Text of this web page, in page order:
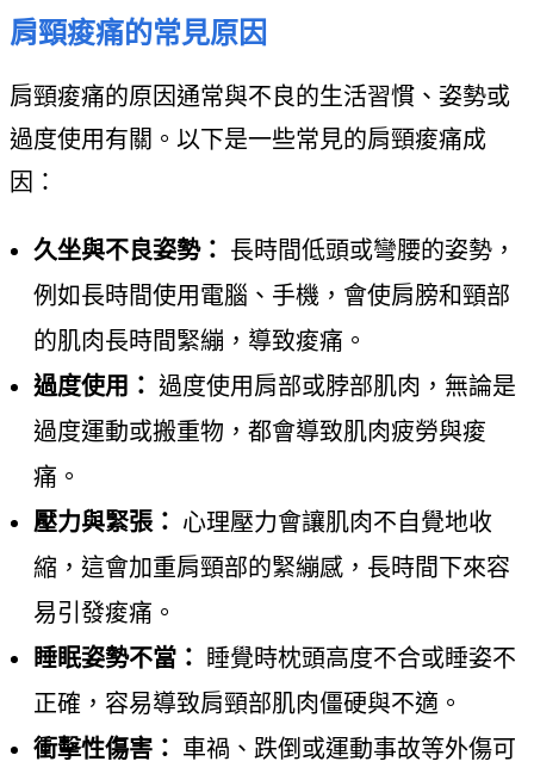
肩頸痠痛的常見原因
肩頸痠痛的原因通常與不良的生活習慣、姿勢或
過度使用有關。以下是一些常見的肩頸痠痛成
因：
久坐與不良姿勢： 長時間低頭或彎腰的姿勢，
例如長時間使用電腦、手機，會使肩膀和頸部
的肌肉長時間緊繃，導致痠痛。
過度使用： 過度使用肩部或脖部肌肉，無論是
過度運動或搬重物，都會導致肌肉疲勞與痠
痛。
壓力與緊張： 心理壓力會讓肌肉不自覺地收
縮，這會加重肩頸部的緊繃感，長時間下來容
易引發痠痛。
睡眠姿勢不當：
睡覺時枕頭高度不合或睡姿不
正確，容易導致肩頸部肌肉僵硬與不適。
衝擊性傷害： 車禍、跌倒或運動事故等外傷可